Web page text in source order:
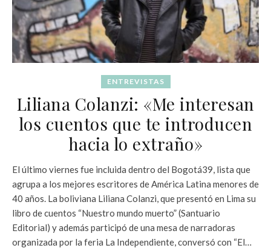
ENTREVISTAS
Liliana Colanzi: «Me interesan
los cuentos que te introducen
hacia lo extraño»
El último viernes fue incluida dentro del Bogotá39, lista que
agrupa a los mejores escritores de América Latina menores de
40 años. La boliviana Liliana Colanzi, que presentó en Lima su
libro de cuentos “Nuestro mundo muerto” (Santuario
Editorial) y además participó de una mesa de narradoras
organizada por la feria La Independiente, conversó con “El…